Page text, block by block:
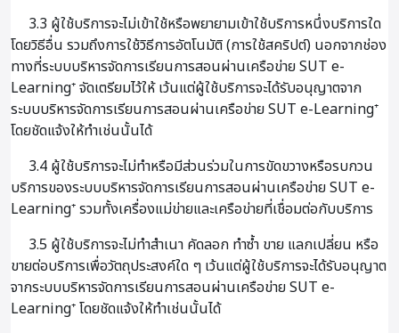
3.3 ผู้ใช้บริการจะไม่เข้าใช้หรือพยายามเข้าใช้บริการหนึ่งบริการใด
โดยวิธีอื่น รวมถึงการใช้วิธีการอัตโนมัติ (การใช้สคริปต์) นอกจากช่อง
ทางที่ระบบบริหารจัดการเรียนการสอนผ่านเครือข่าย SUT e-
Learning⁺ จัดเตรียมไว้ให้ เว้นแต่ผู้ใช้บริการจะได้รับอนุญาตจาก
ระบบบริหารจัดการเรียนการสอนผ่านเครือข่าย SUT e-Learning⁺
โดยชัดแจ้งให้ทำเช่นนั้นได้
3.4 ผู้ใช้บริการจะไม่ทำหรือมีส่วนร่วมในการขัดขวางหรือรบกวน
บริการของระบบบริหารจัดการเรียนการสอนผ่านเครือข่าย SUT e-
Learning⁺ รวมทั้งเครื่องแม่ข่ายและเครือข่ายที่เชื่อมต่อกับบริการ
3.5 ผู้ใช้บริการจะไม่ทำสำเนา คัดลอก ทำซ้ำ ขาย แลกเปลี่ยน หรือ
ขายต่อบริการเพื่อวัตถุประสงค์ใด ๆ เว้นแต่ผู้ใช้บริการจะได้รับอนุญาต
จากระบบบริหารจัดการเรียนการสอนผ่านเครือข่าย SUT e-
Learning⁺ โดยชัดแจ้งให้ทำเช่นนั้นได้